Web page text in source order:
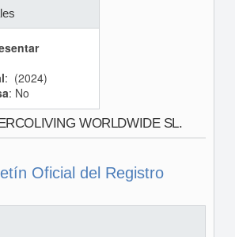
: (2024)
: No
WORLDWIDE SL.
Oficial del Registro